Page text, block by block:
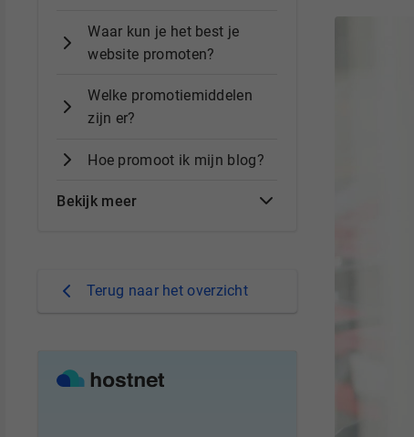
Waar kun je het best je
website promoten?
Welke promotiemiddelen
zijn er?
Hoe promoot ik mijn blog?
Bekijk meer
Terug naar het overzicht